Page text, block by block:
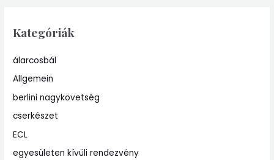
Kategóriák
álarcosbál
Allgemein
berlini nagykövetség
cserkészet
ECL
egyesületen kívüli rendezvény